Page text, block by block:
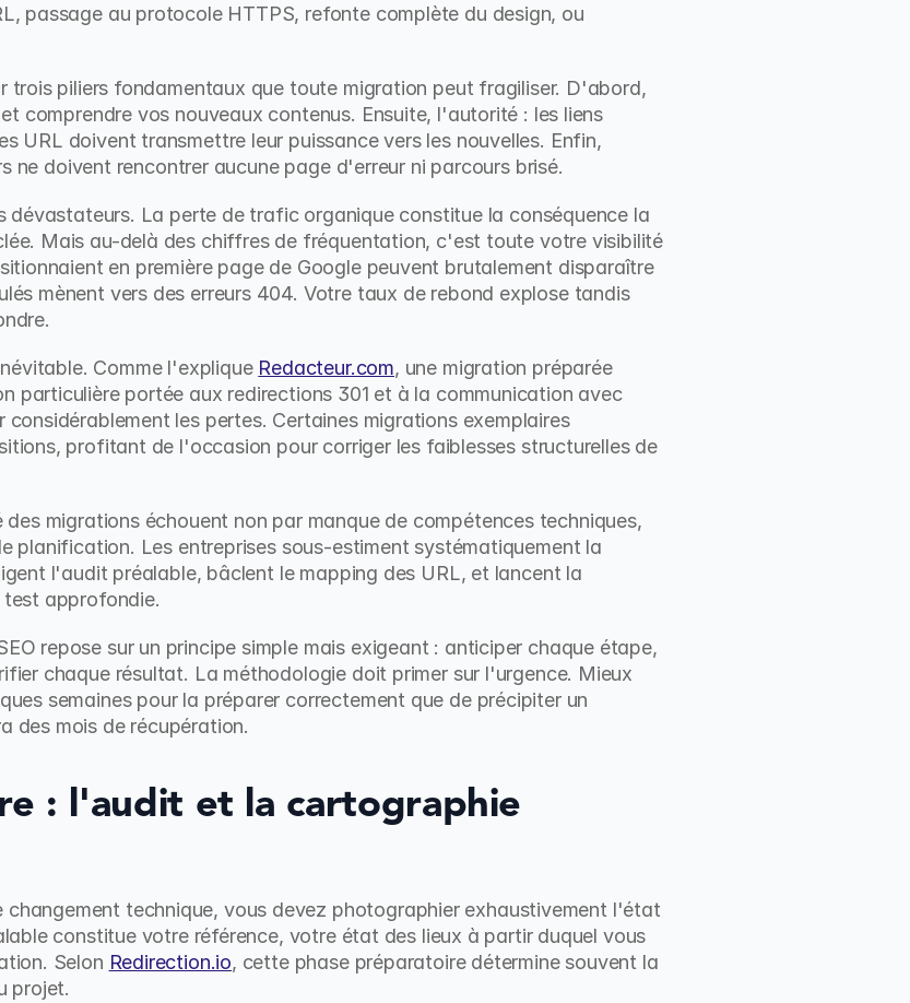
passage au protocole HTTPS, refonte complète du design, ou
trois piliers fondamentaux que toute migration peut fragiliser. D'abord,
comprendre vos nouveaux contenus. Ensuite, l'autorité : les liens
URL doivent transmettre leur puissance vers les nouvelles. Enfin,
ne doivent rencontrer aucune page d'erreur ni parcours brisé.
dévastateurs. La perte de trafic organique constitue la conséquence la
Mais au-delà des chiffres de fréquentation, c'est toute votre visibilité
en première page de Google peuvent brutalement disparaître
mènent vers des erreurs 404. Votre taux de rebond explose tandis
Comme l'explique Redacteur.com, une migration préparée
particulière portée aux redirections 301 et à la communication avec
considérablement les pertes. Certaines migrations exemplaires
profitant de l'occasion pour corriger les faiblesses structurelles de
migrations échouent non par manque de compétences techniques,
planification. Les entreprises sous-estiment systématiquement la
l'audit préalable, bâclent le mapping des URL, et lancent la
test approfondie.
repose sur un principe simple mais exigeant : anticiper chaque étape,
chaque résultat. La méthodologie doit primer sur l'urgence. Mieux
semaines pour la préparer correctement que de précipiter un
des mois de récupération.
: l'audit et la cartographie
changement technique, vous devez photographier exhaustivement l'état
constitue votre référence, votre état des lieux à partir duquel vous
Selon Redirection.io, cette phase préparatoire détermine souvent la
projet.